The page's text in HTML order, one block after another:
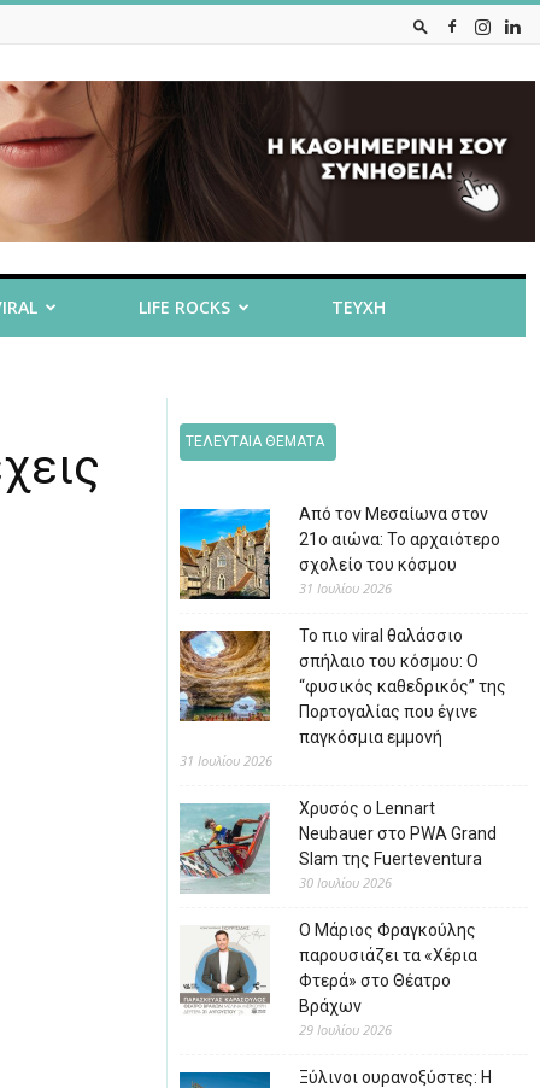
LIFE ROCKS ΤΕΥΧΗ
ΤΕΛΕΥΤΑΙΑ ΘΕΜΑΤΑ
Από τον Μεσαίωνα στον
21ο αιώνα: Το αρχαιότερο
σχολείο του κόσμου
31 Ιουλίου 2026
Το πιο viral θαλάσσιο
σπήλαιο του κόσμου: Ο
“φυσικός καθεδρικός” της
Πορτογαλίας που έγινε
παγκόσμια εμμονή
31 Ιουλίου 2026
Χρυσός ο Lennart
Neubauer στο PWA Grand
Slam της Fuerteventura
30 Ιουλίου 2026
Ο Μάριος Φραγκούλης
παρουσιάζει τα «Χέρια
Φτερά» στο Θέατρο
Βράχων
29 Ιουλίου 2026
Ξύλινοι ουρανοξύστες: Η